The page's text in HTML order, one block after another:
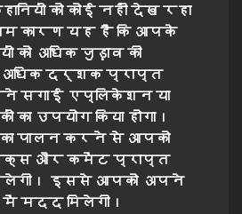
को कोई नहीं देख रहा
कारण यह है कि आपके
को अधिक जुड़ाव की
दर्शक प्राप्त
सगाई एप्लिकेशन या
उपयोग किया होगा।
का पालन करने से आपको
और कमेंट प्राप्त
इससे आपको अपने
में मदद मिलेगी।